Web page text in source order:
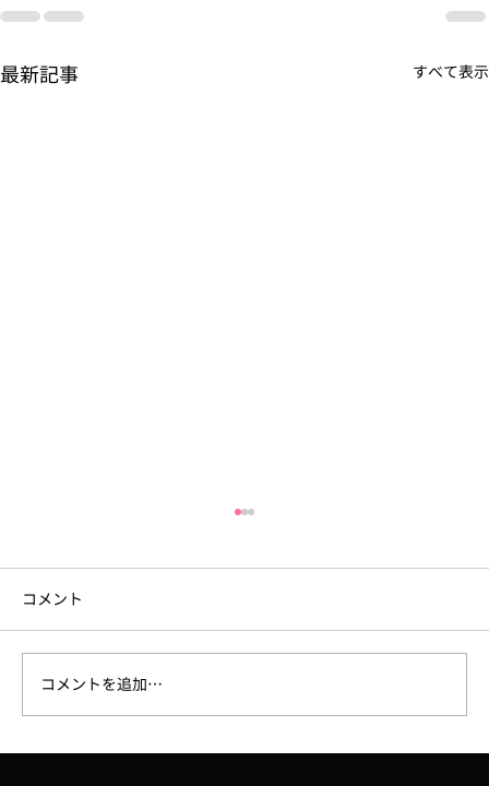
最新記事 すべて表示
コメント
コメントを追加…